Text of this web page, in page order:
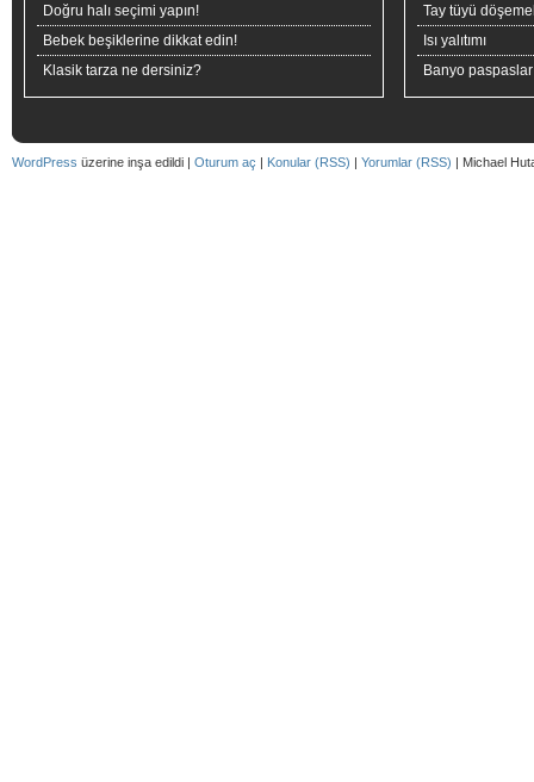
Doğru halı seçimi yapın!
Bebek beşiklerine dikkat edin!
Klasik tarza ne dersiniz?
Tay tüyü
Isı yalıtımı
Banyo
WordPress üzerine inşa edildi | Oturum aç | Konular (RSS) | Yorumlar (RSS) | Michael